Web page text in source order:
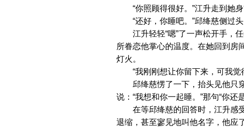
“你照顾得很好。”江升走到她身
“还好，你睡吧。”邱绛慈侧过头
江升轻轻“嗯”了一声松开手，任
所眷恋他掌心的温度。在她回到房
灯火。
“我刚刚想让你留下来，可我觉
邱绛慈愣了一下，抬头见他只穿
说：“我想和你一起睡。”那句“你
在等邱绛慈的回答时，江升感受
退缩，甚至寥见地叫他名字，他应